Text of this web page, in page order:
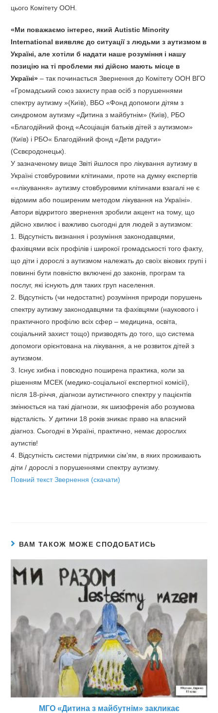
цього Комітету ООН.
«Ми поважаємо інтерес, який Autistic Minority
International виявляє до ситуації з людьми з аутизмом в
Україні, але хотіли б надати наше розуміння і нашу
позицію на ті проблеми які дійсно мають місце в
Україні» – так починається Звернення до Комітету ООН ВГО
«Громадський союз захисту прав осіб з порушеннями
спектру аутизму »(Київ), ВБО «Фонд допомоги дітям з
синдромом аутизму «Дитина з майбутнім» (Київ), РБО
«Благодійний фонд «Асоціація батьків дітей з аутизмом»
(Київ) і РБО« Благодійний фонд «Дети радуги»
(Сєвєродонецьк).
У зазначеному вище Звіті йшлося про лікування аутизму в
Україні стовбуровими клітинами, проте на думку експертів
««лікування» аутизму стовбуровими клітинами взагалі не є
відомим або поширеним методом лікування на Україні».
Автори відкритого звернення зробили акцент на тому, що
дійсно хвилює і важливо сьогодні для людей з аутизмом:
1. Відсутність визнання і розуміння законодавцями,
фахівцями всіх профілів і широкої громадськості того факту,
що діти і дорослі з аутизмом належать до своїх вікових групі і
повинні бути повністю включені до законів, програм та
послуг, які існують для таких груп населення.
2. Відсутність (чи недостатнє) розуміння природи порушень
спектру аутизму законодавцями та фахівцями (наукового і
практичного профілю всіх сфер – медицина, освіта,
соціальний захист тощо) призводять до того, що система
допомоги орієнтована на лікування, а не розвиток дітей з
аутизмом.
3. Існує хибна і повсюдно поширена практика, коли за
рішенням МСЕК (медико-соціальної експертної комісії),
після 18-річчя, діагнози аутистичного спектру у пацієнтів
змінюється на такі діагнози, як шизофренія або розумова
відсталість. У дитини 18 років зникає право на власний
діагноз. Сьогодні в Україні, практично, немає дорослих
аутистів!
4. Відсутність системи підтримки сім’ям, в яких проживають
діти / дорослі з порушеннями спектру аутизму.
Повний текст Звернення (скачати)
ВАМ ТАКОЖ МОЖЕ СПОДОБАТИСЬ
МГО «Дитина з майбутнім» закликає